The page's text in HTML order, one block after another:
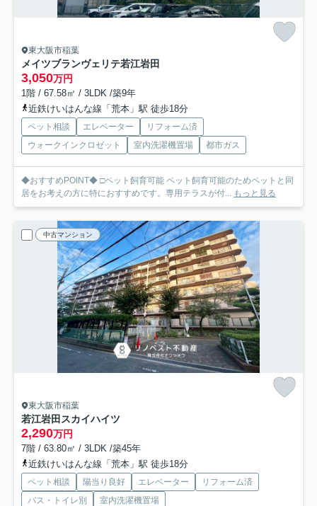
東大阪市稲葉
メイツブランヴェリテ若江岩田
3,050万円
1階 / 67.58㎡ / 3LDK /築9年
近鉄けいはんな線「荒本」駅 徒歩18分
ペット相談 エレベーター
リフォーム済
ウォークインクロゼット
室内洗濯機置場 都市ガス
◆おすすめPOINT◆ □ペット飼育可能 ペット飼育可能のためペットと同
居をお考えの方に特におすすめです。専用テラスが付...
もっと見る
中古マンション
東大阪市稲葉
若江岩田スカイハイツ
2,290万円
7階 / 63.80㎡ / 3LDK /築45年
近鉄けいはんな線「荒本」駅 徒歩18分
ペット相談 陽当り良好 エレベーター
リフォーム済
バス・トイレ別
室内洗濯機置場